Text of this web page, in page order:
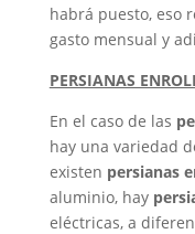
habrá puesto, eso
gasto mensual y
PERSIANAS
En el caso de las
hay una variedad
existen persianas
aluminio, hay
eléctricas, a